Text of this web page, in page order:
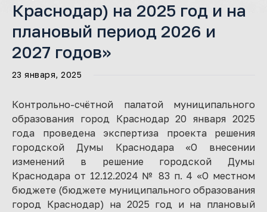
Краснодар) на 2025 год и на
плановый период 2026 и
2027 годов»
23 января, 2025
Контрольно-счётной палатой муниципального
образования город Краснодар 20 января 2025
года проведена экспертиза проекта решения
городской Думы Краснодара «О внесении
изменений в решение городской Думы
Краснодара от 12.12.2024 № 83 п. 4 «О местном
бюджете (бюджете муниципального образования
город Краснодар) на 2025 год и на плановый